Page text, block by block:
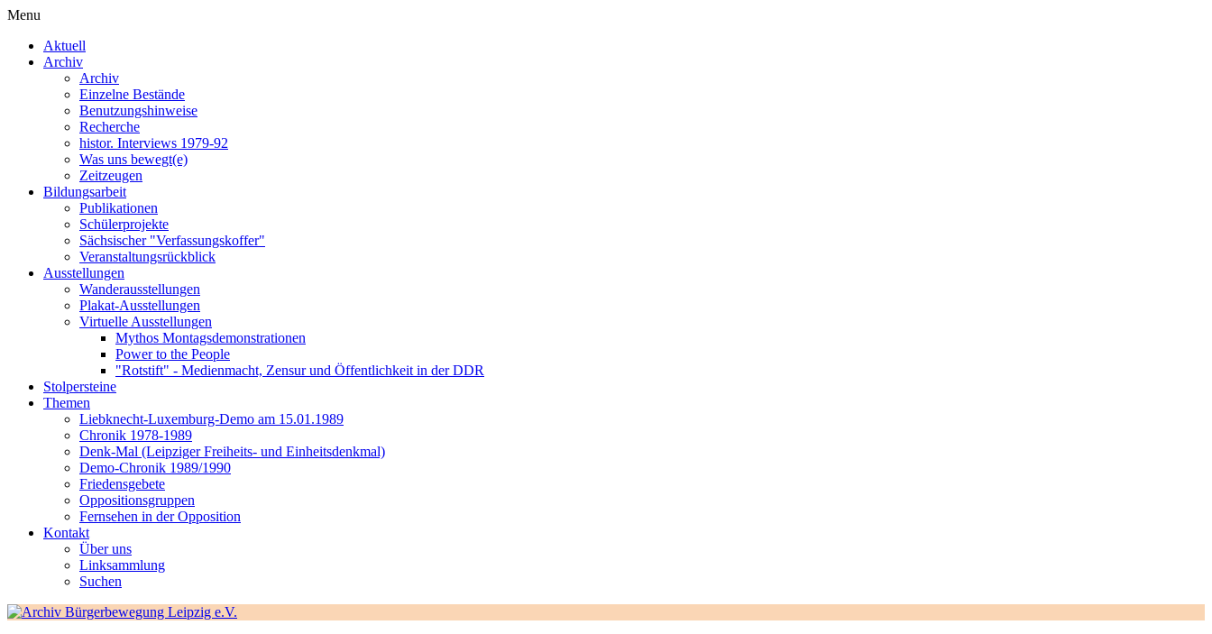
Menu
Aktuell
Archiv
Archiv
Einzelne Bestände
Benutzungshinweise
Recherche
histor. Interviews 1979-92
Was uns bewegt(e)
Zeitzeugen
Bildungsarbeit
Publikationen
Schülerprojekte
Sächsischer "Verfassungskoffer"
Veranstaltungsrückblick
Ausstellungen
Wanderausstellungen
Plakat-Ausstellungen
Virtuelle Ausstellungen
Mythos Montagsdemonstrationen
Power to the People
"Rotstift" - Medienmacht, Zensur und Öffentlichkeit in der DDR
Stolpersteine
Themen
Liebknecht-Luxemburg-Demo am 15.01.1989
Chronik 1978-1989
Denk-Mal (Leipziger Freiheits- und Einheitsdenkmal)
Demo-Chronik 1989/1990
Friedensgebete
Oppositionsgruppen
Fernsehen in der Opposition
Kontakt
Über uns
Linksammlung
Suchen